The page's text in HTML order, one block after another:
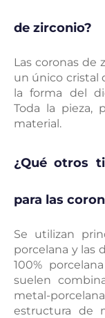
de zirconio?
Las coronas de
un único cristal
la forma del
Toda la pieza,
material.
¿Qué otros
para las
Se utilizan
porcelana y las
100%
suelen
metal-
estructura de